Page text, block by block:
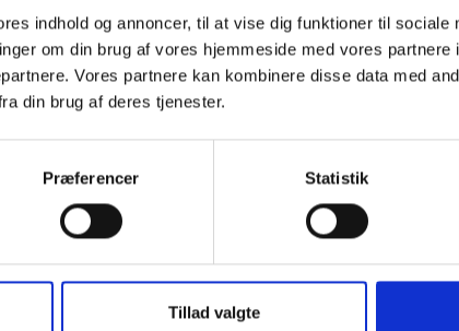
indhold og annoncer, til at vise dig funktioner til sociale
om din brug af vores hjemmeside med vores partnere
Vores partnere kan kombinere disse data med
din brug af deres tjenester.
Præferencer Statistik
Tillad valgte
Skolen er taget i brug, og Tietgen Business har
samt en række administrative funktioner for hele
Det nye uddannelsesbyggeri i Odense har plads til
De træbeklædte facader har runde hjørner, og
af fire volumener bundet sammen af det indre
udemiljøet.
På taget er der etableret både terrasser og grønne